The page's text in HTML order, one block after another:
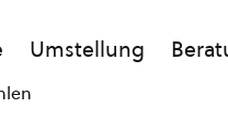
Umstellung